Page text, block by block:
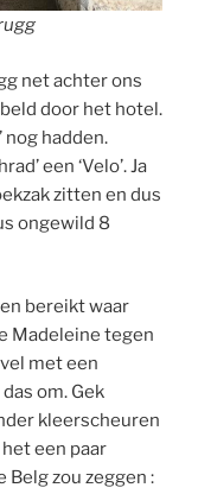
net achter ons
door het hotel.
nog hadden.
een ‘Velo’. Ja
zitten en dus
ongewild 8
bereikt waar
Madeleine tegen
met een
om. Gek
kleerscheuren
een paar
Belg zou zeggen :